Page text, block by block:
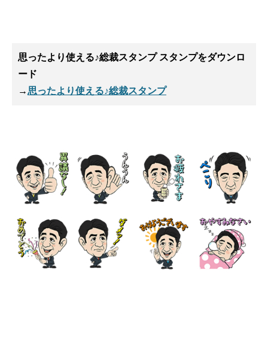
思ったより使える♪総裁スタンプ スタンプをダウンロ
ード
→思ったより使える♪総裁スタンプ